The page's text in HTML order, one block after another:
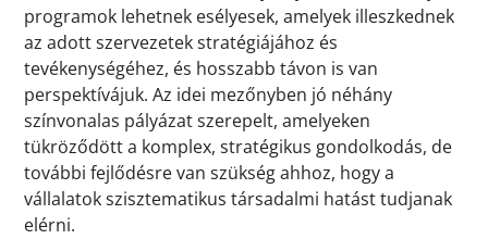
programok lehetnek esélyesek, amelyek illeszkednek
az adott szervezetek stratégiájához és
tevékenységéhez, és hosszabb távon is van
perspektívájuk. Az idei mezőnyben jó néhány
színvonalas pályázat szerepelt, amelyeken
tükröződött a komplex, stratégikus gondolkodás, de
további fejlődésre van szükség ahhoz, hogy a
vállalatok szisztematikus társadalmi hatást tudjanak
elérni.